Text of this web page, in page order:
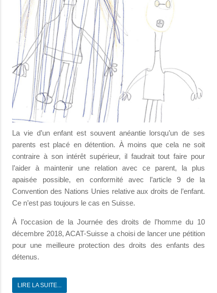
La vie d’un enfant est souvent anéantie lorsqu’un de ses
parents est placé en détention. À moins que cela ne soit
contraire à son intérêt supérieur, il faudrait tout faire pour
l’aider à maintenir une relation avec ce parent, la plus
apaisée possible, en conformité avec l’article 9 de la
Convention des Nations Unies relative aux droits de l’enfant.
Ce n’est pas toujours le cas en Suisse.
À l’occasion de la Journée des droits de l’homme du 10
décembre 2018, ACAT-Suisse a choisi de lancer une pétition
pour une meilleure protection des droits des enfants des
détenus.
LIRE LA SUITE...